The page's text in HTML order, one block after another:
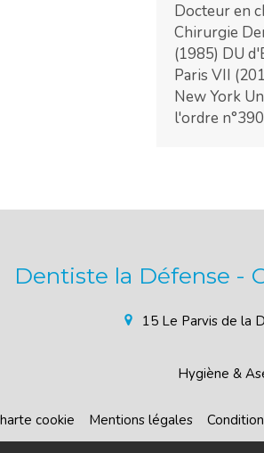
Docteur en
Chirurgie
(1985) DU
Paris VII
New York
l'ordre
Dentiste la Défense -
15 Le Parvis de la
Hygiène &
cookie Mentions légales